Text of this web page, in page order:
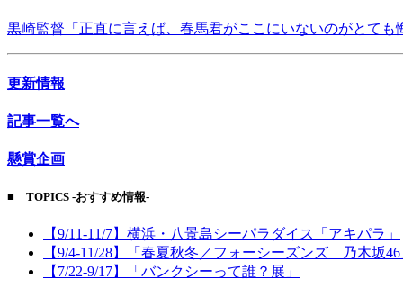
黒崎監督「正直に言えば、春馬君がここにいないのがとても
更新情報
記事一覧へ
懸賞企画
■ TOPICS -おすすめ情報-
【9/11-11/7】横浜・八景島シーパラダイス「アキパラ」
【9/4-11/28】「春夏秋冬／フォーシーズンズ 乃木坂46
【7/22-9/17】「バンクシーって誰？展」